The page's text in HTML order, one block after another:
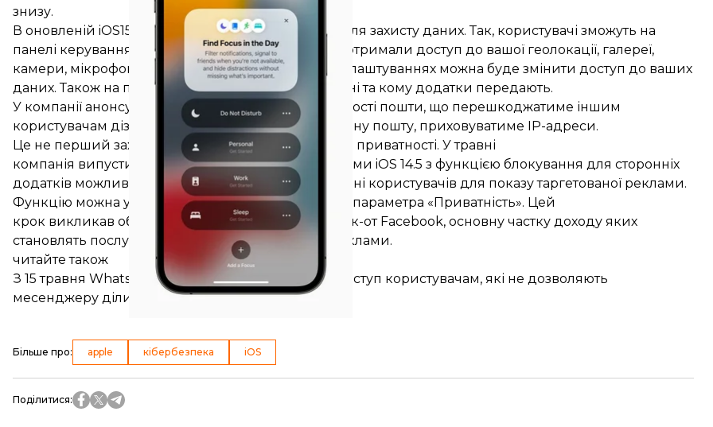
знизу.
В оновленій iOS15 Apple додала нові можливості для захисту даних. Так, користувачі зможуть на
панелі керування даними побачити, які додатки отримали доступ до вашої геолокації, галереї,
камери, мікрофона упродовж останніх 7 днів. У налаштуваннях можна буде змінити доступ до ваших
даних. Також на панелі можна переглянути, які дані та кому додатки передають.
У компанії анонсували покращення конфіденційності пошти, що перешкоджатиме іншим
користувачам дізнатися, чи відкрили ви електронну пошту, приховуватиме IP-адреси.
Це не перший захід Apple, який стосується питань приватності. У травні
компанія випустила
оновлення операційної системи iOS 14.5 з функцією блокування для сторонніх
додатків можливості використовувати особисті дані користувачів для показу таргетованої реклами.
Функцію можна увімкнути в пункті «Відстеження» параметра «Приватність». Цей
крок викликав обурення з боку інших ІТ-гігантів, як-от Facebook, основну частку доходу яких
становлять послуги з розміщення таргетованої реклами.
читайте також
З 15 травня WhatsApp поступово обмежуватиме доступ користувачам, які не дозволяють
месенджеру ділитися даними з Facebook
Більше про: apple кібербезпека iOS
Поділитися: